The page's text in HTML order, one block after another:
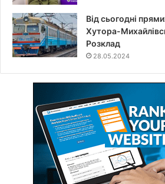
Від сьогодні
Хутора-
Розклад
28.05.2024